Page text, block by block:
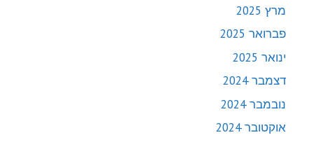
מרץ 2025
פברואר 2025
ינואר 2025
דצמבר 2024
נובמבר 2024
אוקטובר 2024